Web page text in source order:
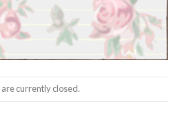
currently closed.